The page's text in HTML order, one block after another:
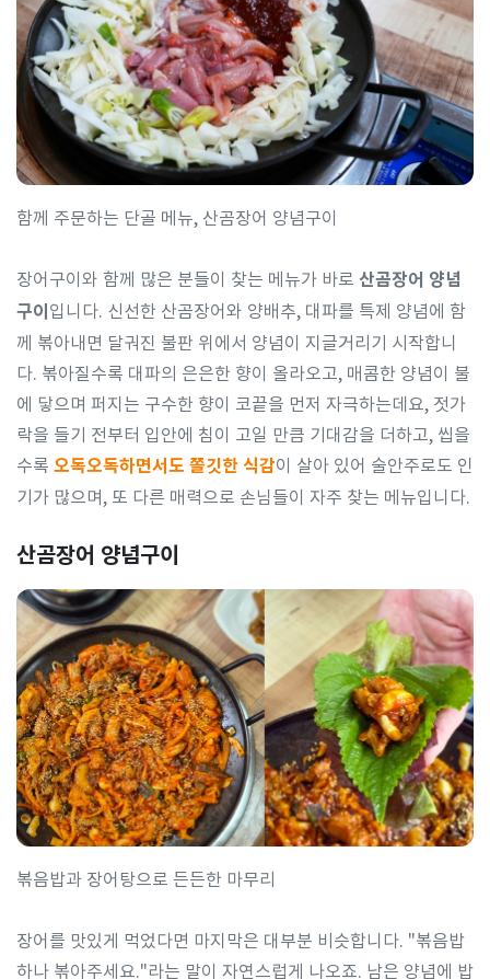
함께 주문하는 단골 메뉴, 산곰장어 양념구이
장어구이와 함께 많은 분들이 찾는 메뉴가 바로 산곰장어 양념
구이입니다. 신선한 산곰장어와 양배추, 대파를 특제 양념에 함
께 볶아내면 달궈진 불판 위에서 양념이 지글거리기 시작합니
다. 볶아질수록 대파의 은은한 향이 올라오고, 매콤한 양념이 불
에 닿으며 퍼지는 구수한 향이 코끝을 먼저 자극하는데요, 젓가
락을 들기 전부터 입안에 침이 고일 만큼 기대감을 더하고, 씹을
수록 오독오독하면서도 쫄깃한 식감이 살아 있어 술안주로도 인
기가 많으며, 또 다른 매력으로 손님들이 자주 찾는 메뉴입니다.
산곰장어 양념구이
볶음밥과 장어탕으로 든든한 마무리
장어를 맛있게 먹었다면 마지막은 대부분 비슷합니다. "볶음밥
하나 볶아주세요."라는 말이 자연스럽게 나오죠. 남은 양념에 밥